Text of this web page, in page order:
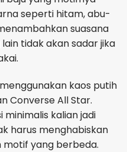
seperti hitam, abu-
suasana
tidak akan sadar jika
kaos putih
Converse All Star.
minimalis kalian jadi
harus menghabiskan
motif yang berbeda.